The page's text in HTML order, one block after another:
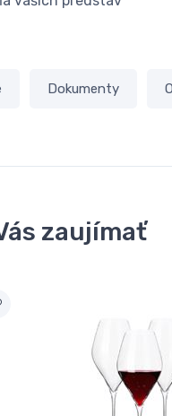
Dokumenty
zaujímať